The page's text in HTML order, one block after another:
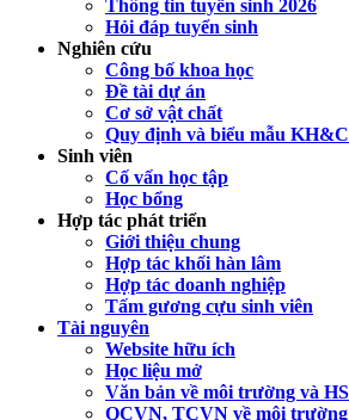
Thông tin tuyển sinh 2026
Hỏi đáp tuyển sinh
Nghiên cứu
Công bố khoa học
Đề tài dự án
Cơ sở vật chất
Quy định và biểu mẫu
Sinh viên
Cố vấn học tập
Học bổng
Hợp tác phát triển
Giới thiệu chung
Hợp tác khối hàn lâm
Hợp tác doanh nghiệp
Tấm gương cựu sinh viên
Tài nguyên
Website hữu ích
Học liệu mở
Văn bản về môi trường và
QCVN, TCVN về môi trường